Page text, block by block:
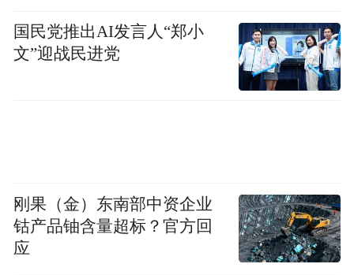
国民党推出AI发言人“郑小
文”迎战民进党
刚果（金）东南部中资企业
钴产品铀含量超标？官方回
应